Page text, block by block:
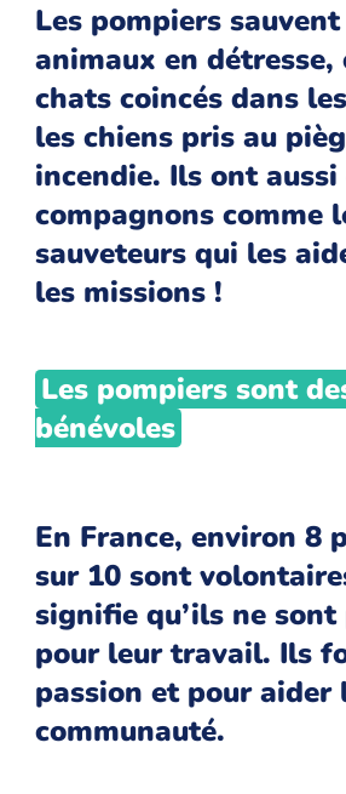
Les pompiers
animaux en détresse,
chats coincés dans
les chiens pris au
incendie. Ils ont aussi
compagnons comme
sauveteurs qui les
les missions !
Les pompiers sont
bénévoles
En France, environ 8
sur 10 sont
signifie qu’ils ne sont
pour leur travail. Ils
passion et pour aider
communauté.